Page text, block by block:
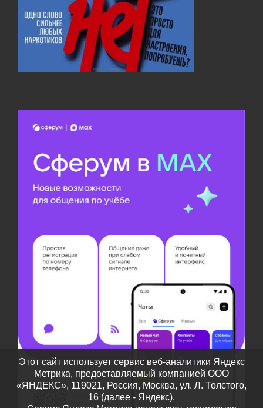
Этот сайт использует сервис веб-аналитики Яндекс
Метрика, предоставляемый компанией ООО
«ЯНДЕКС», 119021, Россия, Москва, ул. Л. Толстого,
16 (далее - Яндекс).